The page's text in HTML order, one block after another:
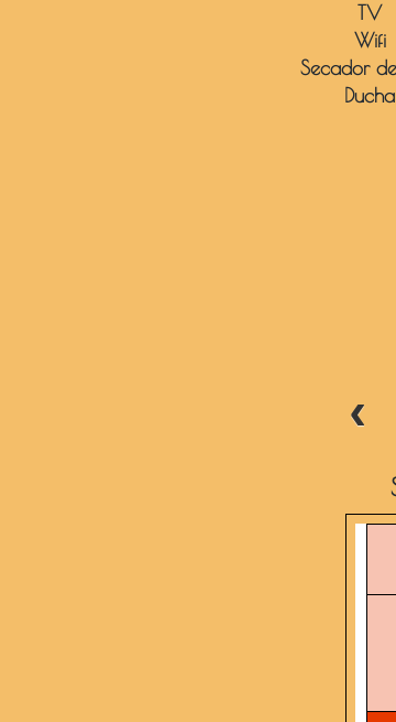
TV
Wifi
Secador
Ducha